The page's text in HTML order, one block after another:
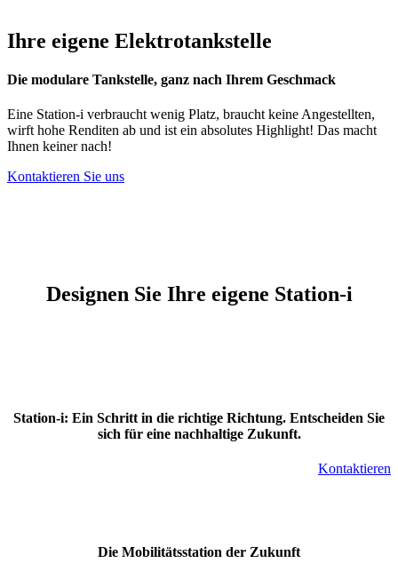
Ihre eigene Elektrotankstelle
Die modulare Tankstelle, ganz nach Ihrem Geschmack
Eine Station-i verbraucht wenig Platz, braucht keine Angestellten,
wirft hohe Renditen ab und ist ein absolutes Highlight! Das macht
Ihnen keiner nach!
Kontaktieren Sie uns
Designen Sie Ihre eigene Station-i
Station-i: Ein Schritt in die richtige Richtung. Entscheiden Sie
sich für eine nachhaltige Zukunft.
Kontaktieren
Die Mobilitätsstation der Zukunft